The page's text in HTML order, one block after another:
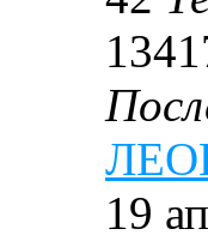
19